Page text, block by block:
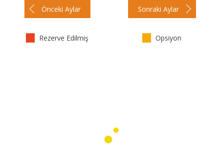
Önceki Aylar Sonraki Aylar
Rezerve Edilmiş Opsiyon